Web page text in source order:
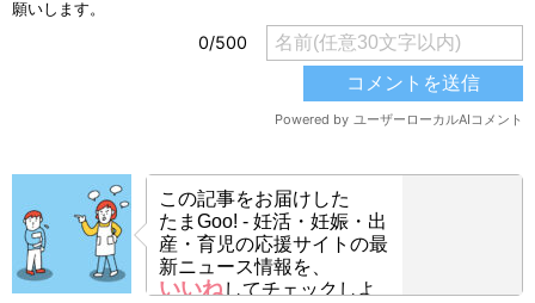
この記事をお届けした
たまGoo! - 妊活・妊娠・出
産・育児の応援サイトの最
新ニュース情報を、
いいねしてチェックしよ